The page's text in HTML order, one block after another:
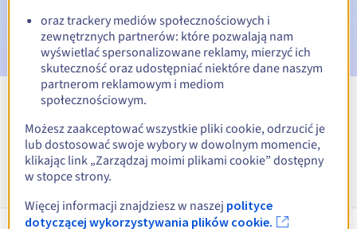
E-mail po Redemption Grace Periodpowiadamiający o
usunięciu nazwy domeny
Informacje o .jelenia-gora.pl
oraz trackery mediów społecznościowych i
zewnętrznych partnerów: które pozwalają nam
wyświetlać spersonalizowane reklamy, mierzyć ich
skuteczność oraz udostępniać niektóre dane naszym
partnerom reklamowym i mediom
społecznościowym.
Możesz zaakceptować wszystkie pliki cookie, odrzucić je
lub dostosować swoje wybory w dowolnym momencie,
klikając link „Zarządzaj moimi plikami cookie” dostępny
w stopce strony.
Więcej informacji znajdziesz w naszej polityce
dotyczącej wykorzystywania plików cookie.